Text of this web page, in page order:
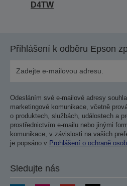
D4TW
Přihlášení k odběru Epson
Odesláním své e-mailové adresy
marketingové komunikace, včetně
o produktech, službách, událostech a
prostřednictvím e-mailu nebo jinými
komunikace, v závislosti na vašich
je popsáno v Prohlášení o ochraně
Sledujte nás